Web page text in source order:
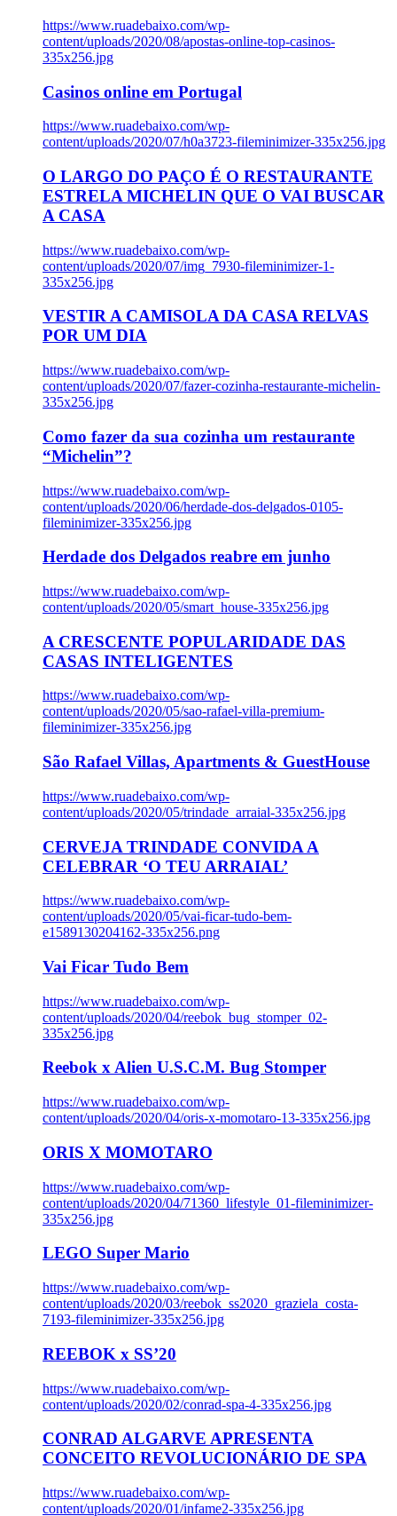
https://www.ruadebaixo.com/wp-
content/uploads/2020/08/apostas-online-top-casinos-
335x256.jpg
Casinos online em Portugal
https://www.ruadebaixo.com/wp-
content/uploads/2020/07/h0a3723-fileminimizer-335x256.jpg
O LARGO DO PAÇO É O RESTAURANTE
ESTRELA MICHELIN QUE O VAI BUSCAR
A CASA
https://www.ruadebaixo.com/wp-
content/uploads/2020/07/img_7930-fileminimizer-1-
335x256.jpg
VESTIR A CAMISOLA DA CASA RELVAS
POR UM DIA
https://www.ruadebaixo.com/wp-
content/uploads/2020/07/fazer-cozinha-restaurante-michelin-
335x256.jpg
Como fazer da sua cozinha um restaurante
“Michelin”?
https://www.ruadebaixo.com/wp-
content/uploads/2020/06/herdade-dos-delgados-0105-
fileminimizer-335x256.jpg
Herdade dos Delgados reabre em junho
https://www.ruadebaixo.com/wp-
content/uploads/2020/05/smart_house-335x256.jpg
A CRESCENTE POPULARIDADE DAS
CASAS INTELIGENTES
https://www.ruadebaixo.com/wp-
content/uploads/2020/05/sao-rafael-villa-premium-
fileminimizer-335x256.jpg
São Rafael Villas, Apartments & GuestHouse
https://www.ruadebaixo.com/wp-
content/uploads/2020/05/trindade_arraial-335x256.jpg
CERVEJA TRINDADE CONVIDA A
CELEBRAR ‘O TEU ARRAIAL’
https://www.ruadebaixo.com/wp-
content/uploads/2020/05/vai-ficar-tudo-bem-
e1589130204162-335x256.png
Vai Ficar Tudo Bem
https://www.ruadebaixo.com/wp-
content/uploads/2020/04/reebok_bug_stomper_02-
335x256.jpg
Reebok x Alien U.S.C.M. Bug Stomper
https://www.ruadebaixo.com/wp-
content/uploads/2020/04/oris-x-momotaro-13-335x256.jpg
ORIS X MOMOTARO
https://www.ruadebaixo.com/wp-
content/uploads/2020/04/71360_lifestyle_01-fileminimizer-
335x256.jpg
LEGO Super Mario
https://www.ruadebaixo.com/wp-
content/uploads/2020/03/reebok_ss2020_graziela_costa-
7193-fileminimizer-335x256.jpg
REEBOK x SS’20
https://www.ruadebaixo.com/wp-
content/uploads/2020/02/conrad-spa-4-335x256.jpg
CONRAD ALGARVE APRESENTA
CONCEITO REVOLUCIONÁRIO DE SPA
https://www.ruadebaixo.com/wp-
content/uploads/2020/01/infame2-335x256.jpg